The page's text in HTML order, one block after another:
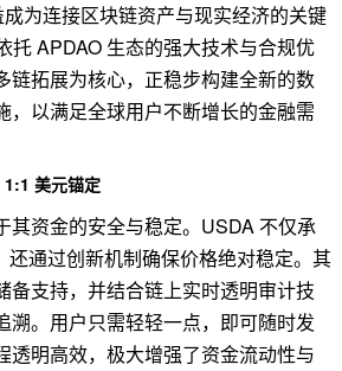
成为连接区块链资产与现实经济的关键
托 APDAO 生态的强大技术与合规优
链拓展为核心，正稳步构建全新的数
，以满足全球用户不断增长的金融需
1:1 美元锚定
其资金的安全与稳定。USDA 不仅承
还通过创新机制确保价格绝对稳定。其
备支持，并结合链上实时透明审计技
溯。用户只需轻轻一点，即可随时发
透明高效，极大增强了资金流动性与